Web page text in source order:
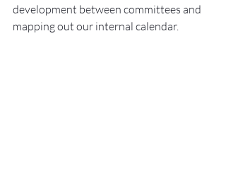
development between committees and
mapping out our internal calendar.